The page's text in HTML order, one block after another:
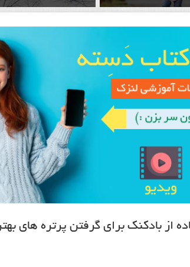
از بادکنک برای گرفتن پرتره های